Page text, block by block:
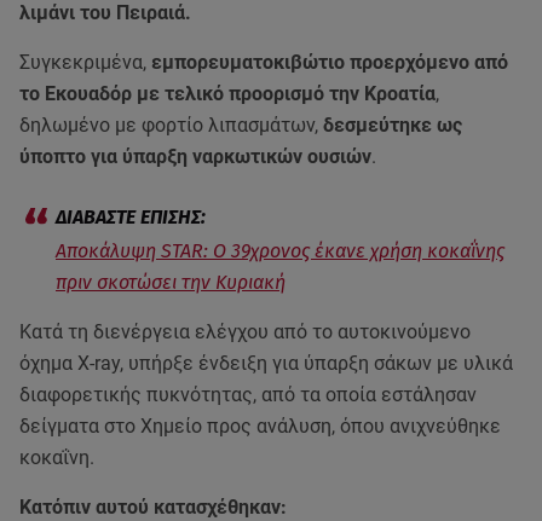
λιμάνι του Πειραιά.
Συγκεκριμένα, εμπορευματοκιβώτιο προερχόμενο από
το Εκουαδόρ με τελικό προορισμό την Κροατία,
δηλωμένο με φορτίο λιπασμάτων, δεσμεύτηκε ως
ύποπτο για ύπαρξη ναρκωτικών ουσιών.
Αποκάλυψη STAR: Ο 39χρονος έκανε χρήση κοκαΐνης
πριν σκοτώσει την Κυριακή
Κατά τη διενέργεια ελέγχου από το αυτοκινούμενο
όχημα Χ-ray, υπήρξε ένδειξη για ύπαρξη σάκων με υλικά
διαφορετικής πυκνότητας, από τα οποία εστάλησαν
δείγματα στο Χημείο προς ανάλυση, όπου ανιχνεύθηκε
κοκαΐνη.
Κατόπιν αυτού κατασχέθηκαν: